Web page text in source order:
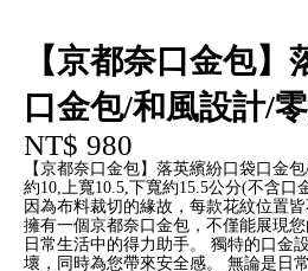
【京都奈口金包】
口金包/和風設計/
NT$ 980
【京都奈口金包】落英繽紛口袋口金
約10,上寬10.5,下寬約15.5公分(不含口
因為布料裁切的緣故，每款花紋位置
擁有一個京都奈口金包，不僅能展現
日常生活中的得力助手。 獨特的口金
壞，同時為您帶來安全感。 無論是日